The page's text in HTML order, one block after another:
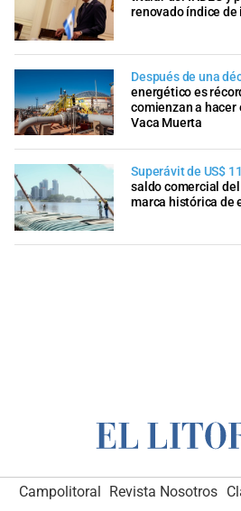
renovado índice
Después de una
energético es
comienzan a
Vaca Muerta
Superávit de US$
saldo comercial
marca histórica de
Campolitoral Revista Nosotros